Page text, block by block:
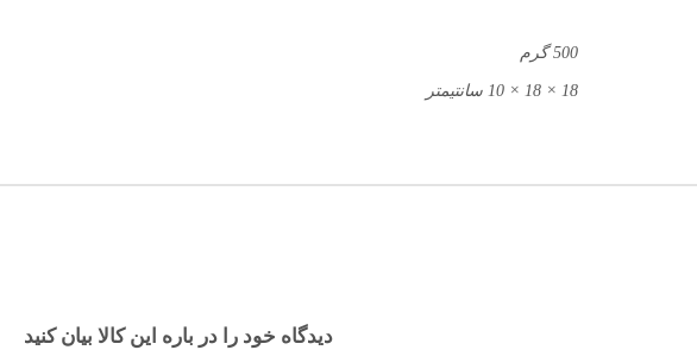
500 گرم
18 × 18 × 10 سانتیمتر
دیدگاه خود را در باره این کالا بیان کنید